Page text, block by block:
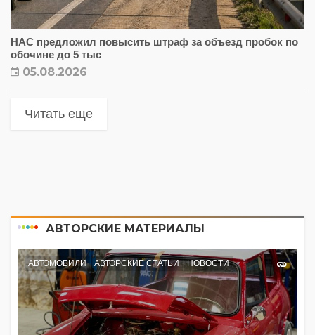
НАС предложил повысить штраф за объезд пробок по
обочине до 5 тыс
05.08.2026
Читать еще
АВТОРСКИЕ МАТЕРИАЛЫ
АВТОМОБИЛИ АВТОРСКИЕ СТАТЬИ НОВОСТИ